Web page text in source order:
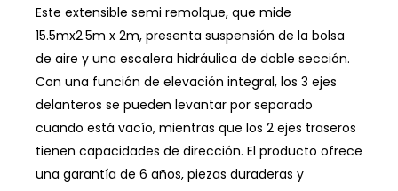
Este extensible semi remolque, que mide
15.5mx2.5m x 2m, presenta suspensión de la bolsa
de aire y una escalera hidráulica de doble sección.
Con una función de elevación integral, los 3 ejes
delanteros se pueden levantar por separado
cuando está vacío, mientras que los 2 ejes traseros
tienen capacidades de dirección. El producto ofrece
una garantía de 6 años, piezas duraderas y